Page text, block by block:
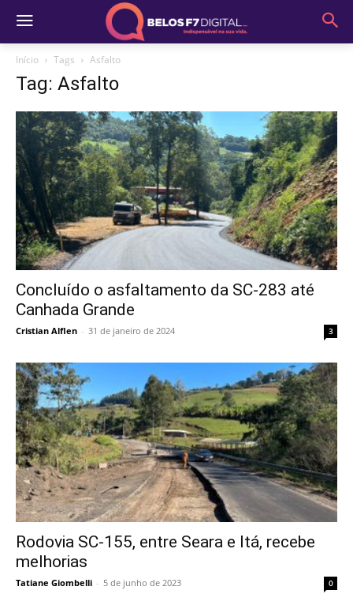
Início Tags Asfalto
Tag: Asfalto
Concluído o asfaltamento da SC-283 até
Canhada Grande
Cristian Alflen - 31 de janeiro de 2024 3
Rodovia SC-155, entre Seara e Itá, recebe
melhorias
Tatiane Giombelli - 5 de junho de 2023 0